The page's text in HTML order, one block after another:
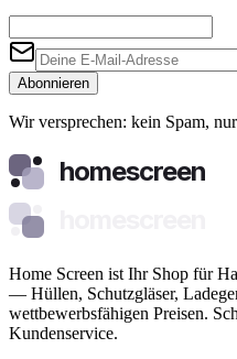
Abonnieren
Wir versprechen: kein Spam,
homescreen
Home Screen ist Ihr Shop für
— Hüllen, Schutzgläser,
wettbewerbsfähigen Preisen.
Kundenservice.